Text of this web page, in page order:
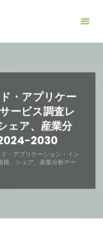
・アプリケー
ービス調査レ
ェア、産業分
2030
・アプリケーション・イン
模、シェア、産業分析デー